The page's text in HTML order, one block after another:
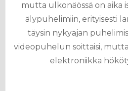
mutta ulkonäössä on aika
älypuhelimiin, erityisesti
täysin nykyajan
videopuhelun soittaisi,
elektroniikka